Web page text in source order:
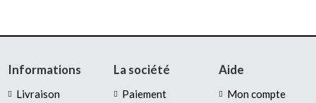
Informations
Livraison
La société
Paiement
Aide
Mon compte